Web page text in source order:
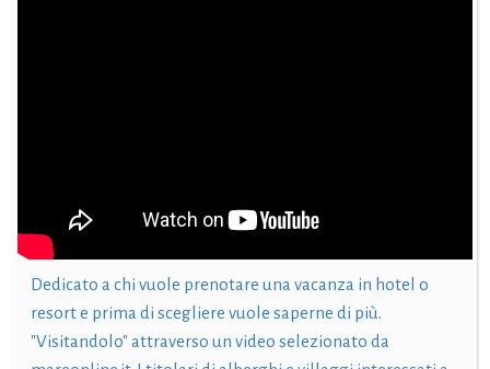
Dedicato a chi vuole prenotare una vacanza in hotel o
resort e prima di scegliere vuole saperne di più.
"Visitandolo" attraverso un video selezionato da